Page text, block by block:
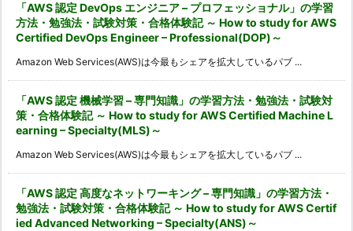
「AWS 認定 DevOps エンジニア – プロフェッショナル」の学習
方法・勉強法・試験対策・合格体験記 ～ How to study for AWS
Certified DevOps Engineer – Professional(DOP)～
Amazon Web Services(AWS)は今最もシェアを拡大しているパブ ...
「AWS 認定 機械学習 – 専門知識」の学習方法・勉強法・試験対
策・合格体験記 ～ How to study for AWS Certified Machine L
earning – Specialty(MLS)～
Amazon Web Services(AWS)は今最もシェアを拡大しているパブ ...
「AWS 認定 高度なネットワーキング – 専門知識」の学習方法・
勉強法・試験対策・合格体験記 ～ How to study for AWS Certif
ied Advanced Networking – Specialty(ANS)～